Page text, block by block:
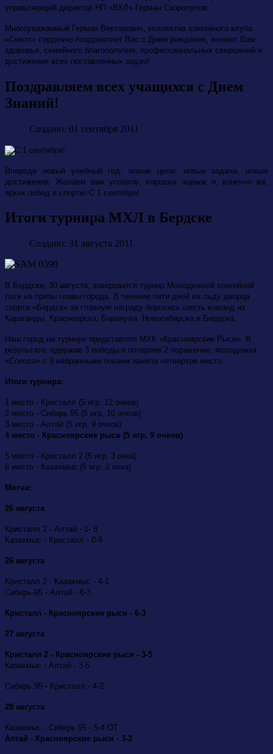
управляющий директор НП «ВХЛ» Герман Скоропупов.
Многоуважаемый Герман Викторович, коллектив хоккейного клуба
«Сокол» сердечно поздравляет Вас с Днем рождения, желает Вам
здоровья, семейного благополучия, профессиональных свершений и
достижения всех поставленных задач!
Поздравляем всех учащихся с Днем
Знаний!
Создано: 01 сентября 2011
Впереди новый учебный год, новые цели, новые задачи, новые
достижения. Желаем вам успехов, хороших оценок и, конечно же,
ярких побед в спорте! C 1 сентября!
Итоги турнира МХЛ в Бердске
Создано: 31 августа 2011
В Бердске, 30 августа, завершился турнир Молодежной хоккейной
лиги на призы главы города. В течение пяти дней на льду дворца
спорта «Бердск» за главную награду боролись шесть команд из
Караганды, Красноярска, Баранула, Новосибирска и Бердска.
Наш город на турнире представлял МХК «Красноярские Рыси». В
результате, одержав 3 победы и потерпев 2 поражения, молодежка
«Сокола» с 9 набранными очками заняла четвертое место.
Итоги турнира:
1 место - Кристалл (5 игр, 12 очков)
2 место - Сибирь 95 (5 игр, 10 очков)
3 место - Алтай (5 игр, 9 очков)
4 место - Красноярские рыси (5 игр, 9 очков)
5 место - Кристалл 2 (5 игр, 3 очка)
6 место - Казахмыс (5 игр, 2 очка)
Матчи:
26 августа
Кристалл 2 - Алтай - 1- 8
Казахмыс - Кристалл - 0-9
26 августа
Кристалл 2 - Казахмыс - 4-1
Сибирь-95 - Алтай - 6-3
Кристалл - Красноярские рыси - 6-3
27 августа
Кристалл 2 - Красноярские рыси - 3-5
Казахмыс - Алтай - 3-5
Сибирь 95 - Кристалл - 4-2
28 августа
Казахмыс - Сибирь 95 - 5-4 ОТ
Алтай - Красноярские рыси - 3-2